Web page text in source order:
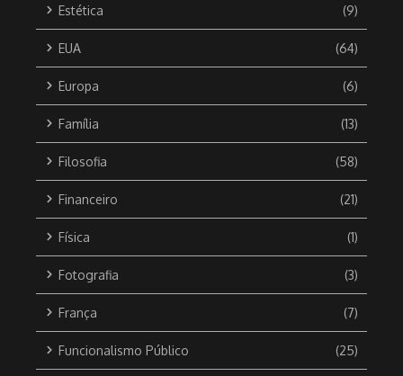
Estética (9)
EUA (64)
Europa (6)
Família (13)
Filosofia (58)
Financeiro (21)
Física (1)
Fotografia (3)
França (7)
Funcionalismo Público (25)